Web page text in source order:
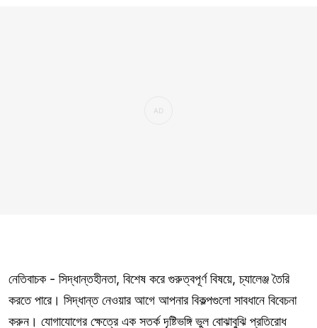
নেতিবাচক - সিদ্ধান্তহীনতা, বিশেষ করে গুরুত্বপূর্ণ বিষয়ে, চ্যালেঞ্জ তৈরি
করতে পারে। সিদ্ধান্ত নেওয়ার আগে আপনার বিকল্পগুলো সাবধানে বিবেচনা
করুন। যোগাযোগের ক্ষেত্রে এক সতর্ক দৃষ্টিভঙ্গি ভুল বোঝাবুঝি প্রতিরোধ